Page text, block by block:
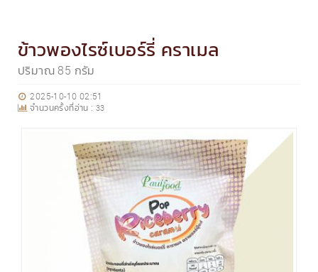
ข้าวพองไรซ์เบอร์รี่ คราเมล
ปริมาณ 85 กรัม
2025-10-10 02:51
จำนวนครั้งที่อ่าน : 33